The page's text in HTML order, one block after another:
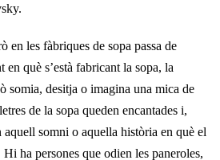
en les fàbriques de sopa passa de
en què s’està fabricant la sopa, la
somia, desitja o imagina una mica de
de la sopa queden encantades i,
aquell somni o aquella història en què el
ha persones que odien les paneroles,